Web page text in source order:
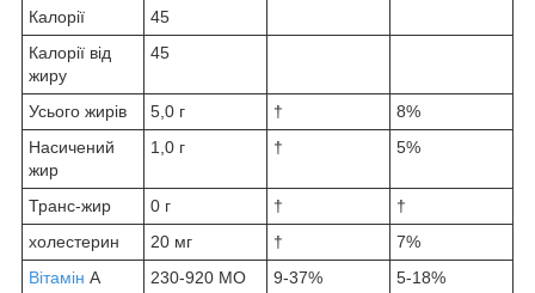
Калорії
45
Калорії від
жиру
45
Усього жирів 5,0 г †
8%
Насичений
жир
1,0 г † 5%
Транс-жир 0 г †
†
холестерин
20 мг †
7%
Вітамін А 230-920 МО 9-37%
5-18%